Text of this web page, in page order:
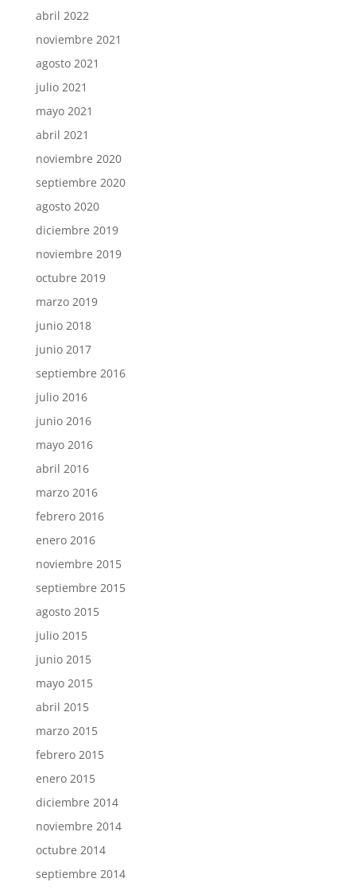
abril 2022
noviembre 2021
agosto 2021
julio 2021
mayo 2021
abril 2021
noviembre 2020
septiembre 2020
agosto 2020
diciembre 2019
noviembre 2019
octubre 2019
marzo 2019
junio 2018
junio 2017
septiembre 2016
julio 2016
junio 2016
mayo 2016
abril 2016
marzo 2016
febrero 2016
enero 2016
noviembre 2015
septiembre 2015
agosto 2015
julio 2015
junio 2015
mayo 2015
abril 2015
marzo 2015
febrero 2015
enero 2015
diciembre 2014
noviembre 2014
octubre 2014
septiembre 2014